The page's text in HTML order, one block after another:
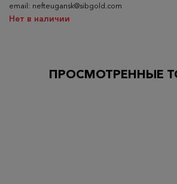
email: nefteugansk@sibgold.com
Нет в наличии
ПРОСМОТРЕННЫЕ